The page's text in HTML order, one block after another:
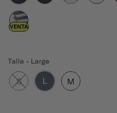
VENTA
Talla - Large
S L M